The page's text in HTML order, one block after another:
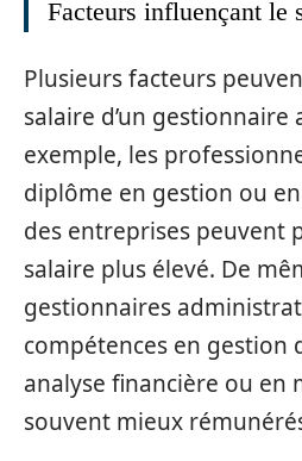
Facteurs influençant le
Plusieurs facteurs
salaire d’un
exemple, les
diplôme en gestion ou
des entreprises peuvent
salaire plus élevé. De
gestionnaires
compétences en gestion
analyse financière ou en
souvent mieux